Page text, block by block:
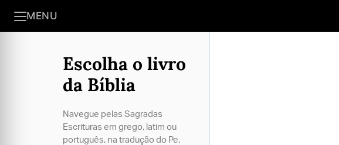
MENU
Escolha o livro
da Bíblia
Navegue pelas Sagradas
Escrituras em grego, latim ou
português, na tradução do Pe.